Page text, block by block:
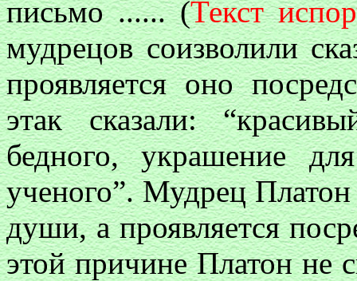
письмо ...... (Текст
мудрецов соизволили
проявляется оно
этак сказали:
бедного, украшение
ученого”. Мудрец
души, а проявляется
этой причине Платон не